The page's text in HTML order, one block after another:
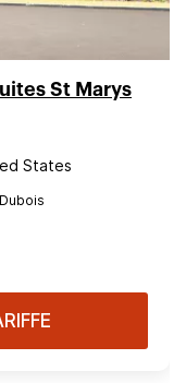
St Marys
States